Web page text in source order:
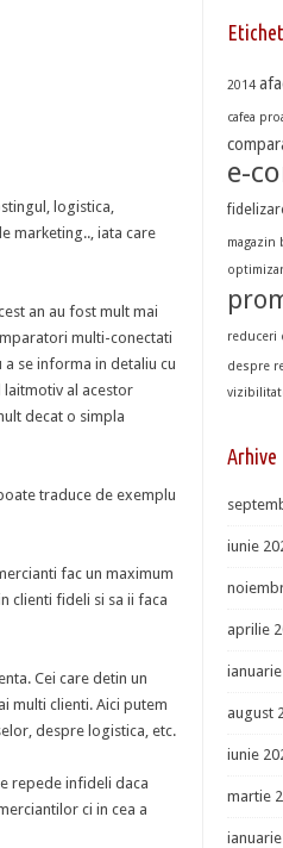
logistica,
marketing.., iata care
an au fost mult mai
multi-conectati
se informa in detaliu cu
al acestor
decat o simpla
traduce de exemplu
fac un maximum
clienti fideli si sa ii faca
Cei care detin un
multi clienti. Aici putem
despre logistica, etc.
repede infideli daca
ci in cea a
2014
cafea
e-
magazin
reduceri
despre
Arhive
iunie
aprilie
august
iunie
martie
ianuarie